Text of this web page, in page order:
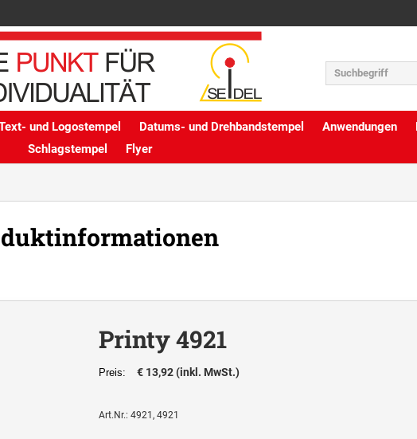
und Logostempel Datums- und Drehbandstempel Anwendungen
Schlagstempel
Flyer
Printy 4921
Preis: € 13,92 (inkl. MwSt.)
Art.Nr.: 4921, 4921